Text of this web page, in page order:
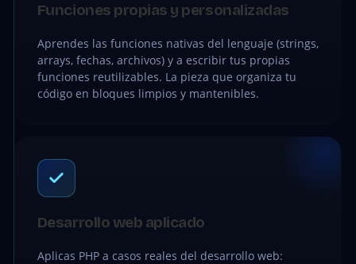
Funciones propias y personalizadas
Aprendes las funciones nativas del lenguaje (strings,
arrays, fechas, archivos) y a escribir tus propias
funciones reutilizables. La pieza que organiza tu
código en bloques limpios y mantenibles.
Desarrollo web aplicado
Aplicas PHP a casos reales del desarrollo web: